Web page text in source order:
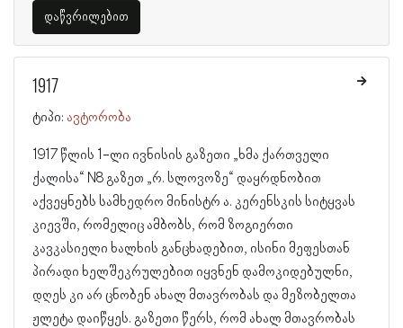
დაწვრილებით
1917
ტიპი: ავტორობა
1917 წლის 1-ლი ივნისის გაზეთი „ხმა ქართველი
ქალისა“ N8 გაზეთ „რ. სლოვოზე“ დაყრდნობით
აქვეყნებს სამხედრო მინისტრ ა. კერენსკის სიტყვას
კიევში, რომელიც ამბობს, რომ ზოგიერთი
კავკასიელი ხალხის განცხადებით, ისინი მეფესთან
პირადი ხელშეკრულებით იყვნენ დამოკიდებულნი,
დღეს კი არ ცნობენ ახალ მთავრობას და მეზობელთა
ჟლეტა დაიწყეს. გაზეთი წერს, რომ ახალ მთავრობას